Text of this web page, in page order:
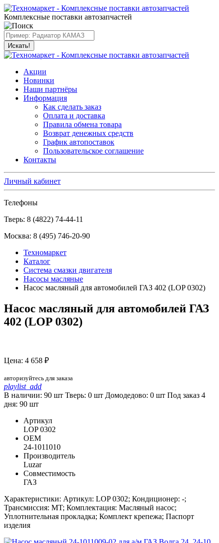
Комплексные поставки автозапчастей
Искать!
Акции
Новинки
Наши партнёры
Информация
Как сделать заказ
Оплата и доставка
Правила обмена товара
Возврат денежных средств
График автопоставок
Пользовательское соглашение
Контакты
Личный кабинет
Телефоны
Тверь: 8 (4822) 74-44-11
Москва: 8 (495) 746-20-90
Техномаркет
Каталог
Система смазки двигателя
Насосы масляные
Насос масляный для автомобилей ГАЗ 402 (LOP 0302)
Насос масляный для автомобилей ГАЗ
402 (LOP 0302)
Цена: 4 658 ₽
авторизуйтесь для заказа
playlist_add
В наличии: 90 шт Тверь: 0 шт Домодедово: 0 шт Под заказ 4
дня: 90 шт
Артикул
LOP 0302
ОЕМ
24-1011010
Производитель
Luzar
Совместимость
ГАЗ
Характеристики: Артикул: LOP 0302; Кондиционер: -;
Трансмиссия: MT; Комплектация: Масляный насос;
Уплотнительная прокладка; Комплект крепежа; Паспорт
изделия